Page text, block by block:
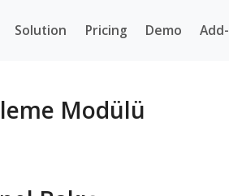
Solution Pricing Demo
Modülü